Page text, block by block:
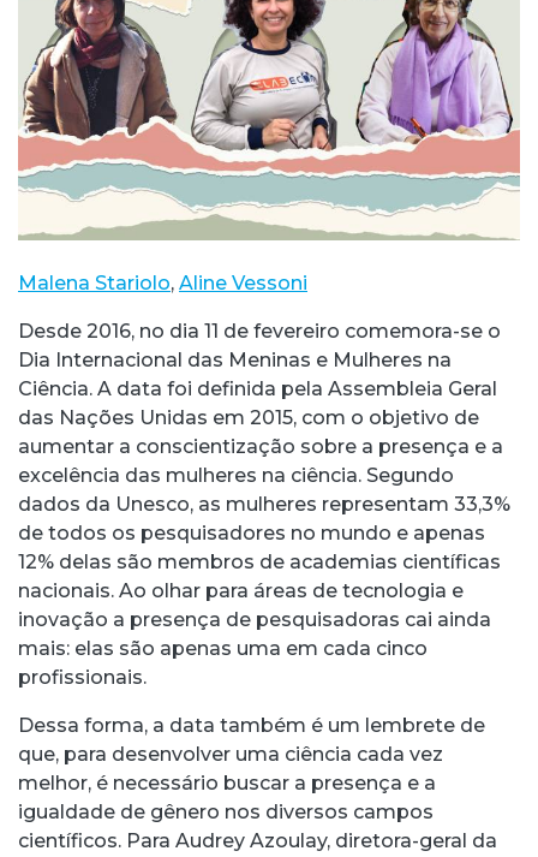
Malena Stariolo, Aline Vessoni
Desde 2016, no dia 11 de fevereiro comemora-se o
Dia Internacional das Meninas e Mulheres na
Ciência. A data foi definida pela Assembleia Geral
das Nações Unidas em 2015, com o objetivo de
aumentar a conscientização sobre a presença e a
excelência das mulheres na ciência. Segundo
dados da Unesco, as mulheres representam 33,3%
de todos os pesquisadores no mundo e apenas
12% delas são membros de academias científicas
nacionais. Ao olhar para áreas de tecnologia e
inovação a presença de pesquisadoras cai ainda
mais: elas são apenas uma em cada cinco
profissionais.
Dessa forma, a data também é um lembrete de
que, para desenvolver uma ciência cada vez
melhor, é necessário buscar a presença e a
igualdade de gênero nos diversos campos
científicos. Para Audrey Azoulay, diretora-geral da